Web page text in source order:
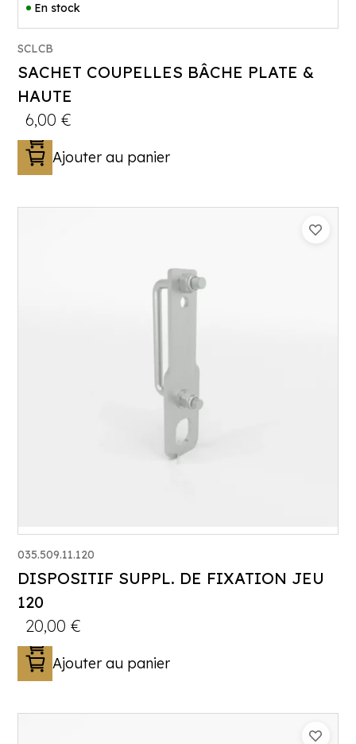
En stock
SCLCB
SACHET COUPELLES BÂCHE PLATE &
HAUTE
6,00€
Ajouter au panier
035.509.11.120
DISPOSITIF SUPPL. DE FIXATION JEU
120
20,00€
Ajouter au panier